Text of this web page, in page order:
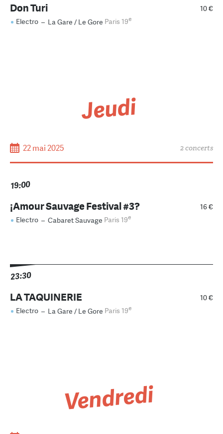
10 €
Don Turi
Electro – La Gare / Le Gore Paris 19e
Jeudi
22 mai 2025 2 concerts
19:00
16 €
¡Amour Sauvage Festival #3?
Electro – Cabaret Sauvage Paris 19e
23:30
10 €
LA TAQUINERIE
Electro – La Gare / Le Gore Paris 19e
Vendredi